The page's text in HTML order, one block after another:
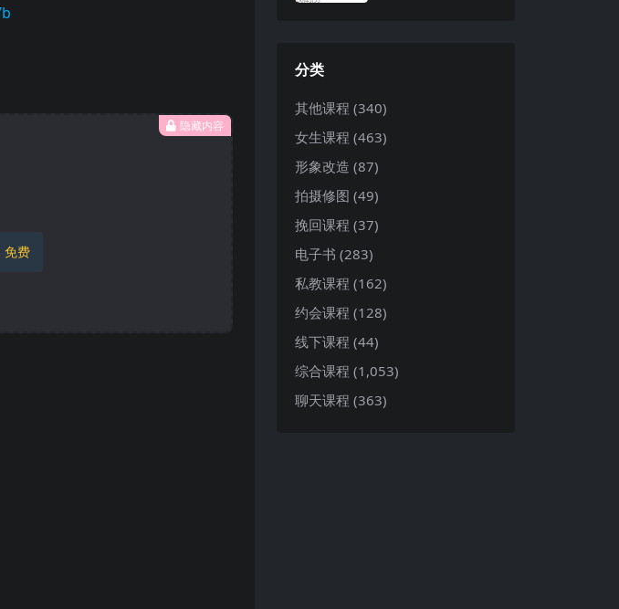
隐藏内容
免费
分类
其他课程 (340)
女生课程 (463)
形象改造 (87)
拍摄修图 (49)
挽回课程 (37)
电子书 (283)
私教课程 (162)
约会课程 (128)
线下课程 (44)
综合课程 (1,053)
聊天课程 (363)